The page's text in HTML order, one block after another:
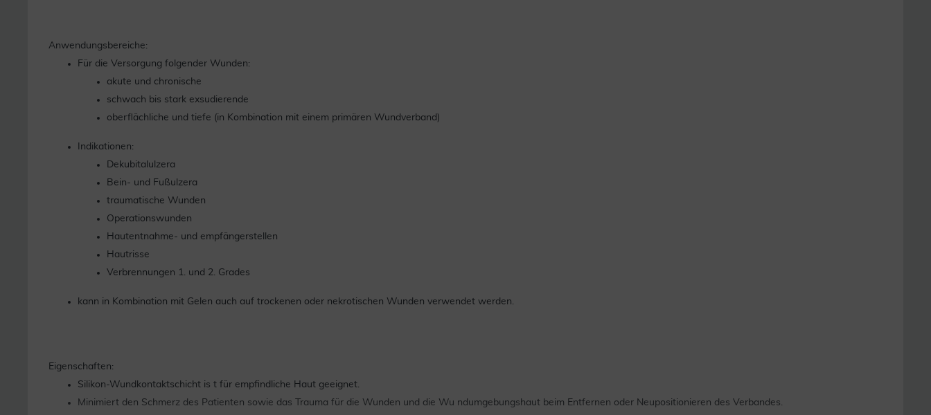
Anwendungsbereiche:
Für die Versorgung folgender Wunden:
akute und chronische
schwach bis stark exsudierende
oberflächliche und tiefe (in Kombination mit einem primären Wundverband)
Indikationen:
Dekubitalulzera
Bein- und Fußulzera
traumatische Wunden
Operationswunden
Hautentnahme- und empfängerstellen
Hautrisse
Verbrennungen 1. und 2. Grades
kann in Kombination mit Gelen auch auf trockenen oder nekrotischen Wunden verwendet werden.
Eigenschaften:
Silikon-Wundkontaktschicht is t für empfindliche Haut geeignet.
Minimiert den Schmerz des Patienten sowie das Trauma für die Wunden und die Wu ndumgebungshaut beim Entfernen oder Neupositionieren des Verbandes.